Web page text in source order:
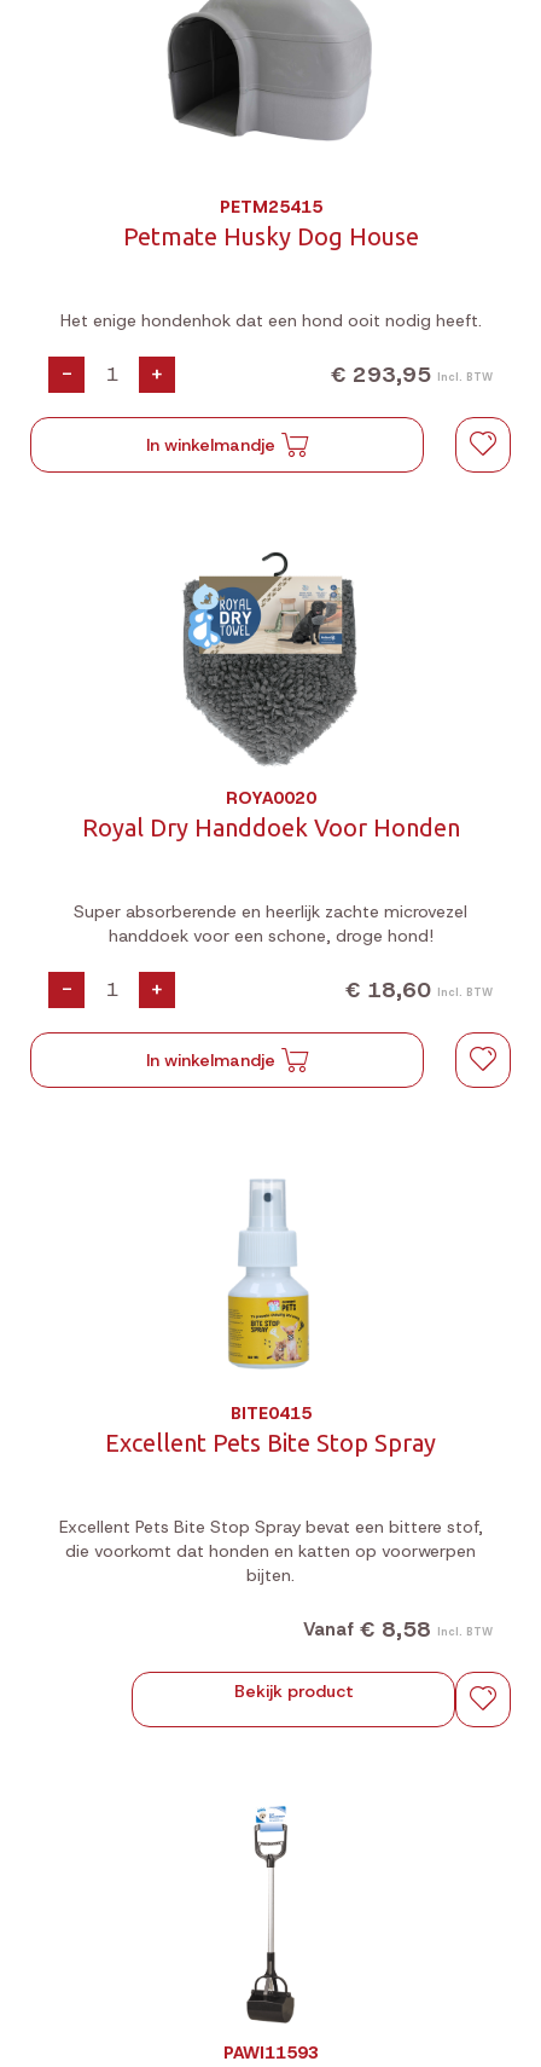
PETM25415
Petmate Husky Dog House
Het enige hondenhok dat een hond ooit nodig heeft.
- + € 293,95 Incl. BTW
In winkelmandje
ROYA0020
Royal Dry Handdoek Voor Honden
Super absorberende en heerlijk zachte microvezel
handdoek voor een schone, droge hond!
- + € 18,60 Incl. BTW
In winkelmandje
BITE0415
Excellent Pets Bite Stop Spray
Excellent Pets Bite Stop Spray bevat een bittere stof,
die voorkomt dat honden en katten op voorwerpen
bijten.
Vanaf € 8,58 Incl. BTW
Bekijk product
PAWI11593